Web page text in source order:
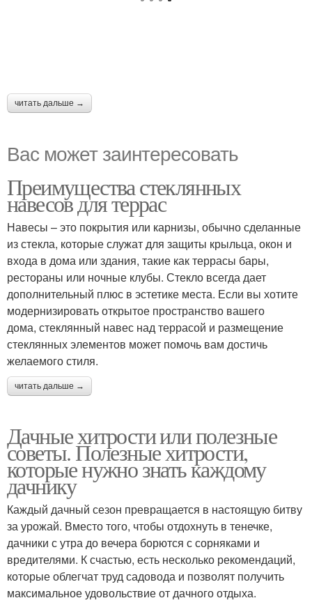
читать дальше →
Вас может заинтересовать
Преимущества стеклянных
навесов для террас
Навесы – это покрытия или карнизы, обычно сделанные
из стекла, которые служат для защиты крыльца, окон и
входа в дома или здания, такие как террасы бары,
рестораны или ночные клубы. Стекло всегда дает
дополнительный плюс в эстетике места. Если вы хотите
модернизировать открытое пространство вашего
дома, стеклянный навес над террасой и размещение
стеклянных элементов может помочь вам достичь
желаемого стиля.
читать дальше →
Дачные хитрости или полезные
советы. Полезные хитрости,
которые нужно знать каждому
дачнику
Каждый дачный сезон превращается в настоящую битву
за урожай. Вместо того, чтобы отдохнуть в тенечке,
дачники с утра до вечера борются с сорняками и
вредителями. К счастью, есть несколько рекомендаций,
которые облегчат труд садовода и позволят получить
максимальное удовольствие от дачного отдыха.